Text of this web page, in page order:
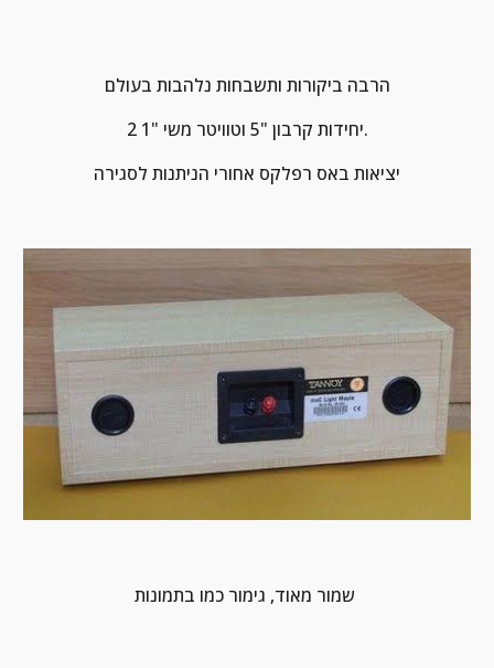
הרבה ביקורות ותשבחות נלהבות בעולם
2 יחידות קרבון "5 וטוויטר משי "1.
יציאות באס רפלקס אחורי הניתנות לסגירה